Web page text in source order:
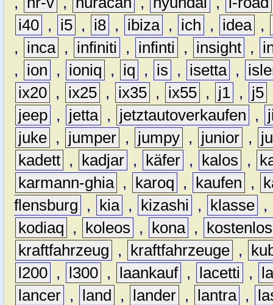
i40 , i5 , i8 , ibiza , ich , idea ,
,
inca , infiniti , infinti , insight ,
,
ion , ioniq , iq , is , isetta ,
ix20 , ix25 , ix35 , ix55 , j1 , j5
jeep , jetta , jetztautoverkaufen ,
juke , jumper , jumpy , junior ,
kadett , kadjar , käfer , kalos ,
karmann-ghia , karoq , kaufen ,
flensburg
, kia , kizashi , klasse ,
kodiaq
, koleos , kona ,
kostenlos
kraftfahrzeug
, kraftfahrzeuge ,
l200 , l300 , laankauf , lacetti ,
lancer , land , lander , lantra ,